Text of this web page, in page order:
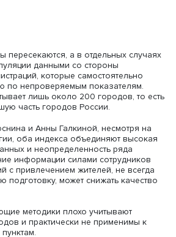
недостатки. Для малых городов и
элементы
всего девятью
качество жизни